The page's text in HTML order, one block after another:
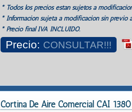
* Todos los precios estan sujetos a
* Información sujeta a modificación sin previo
* Precio final IVA INCLUIDO.
Precio: CONSULTAR!!!
Cortina De Aire Comercial CAI